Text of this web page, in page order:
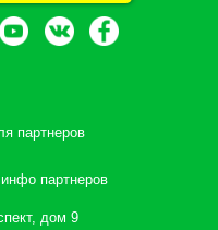
партнеров
партнеров
дом 9